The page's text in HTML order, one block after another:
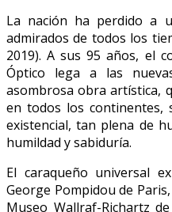
La nación ha perdido a
admirados de todos los
2019). A sus 95 años, el
Óptico lega a las
asombrosa obra artística,
en todos los continentes,
existencial, tan plena de
humildad y sabiduría.
El caraqueño universal
George Pompidou de
Museo Wallraf-Richartz